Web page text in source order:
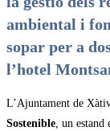
ambiental i
sopar per a
l’hotel
L’Ajuntament de
Sostenible, un estand